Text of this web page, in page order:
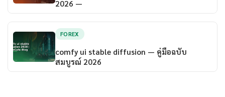
2026 —
FOREX
comfy ui stable diffusion — คู่มือฉบับ
สมบูรณ์ 2026